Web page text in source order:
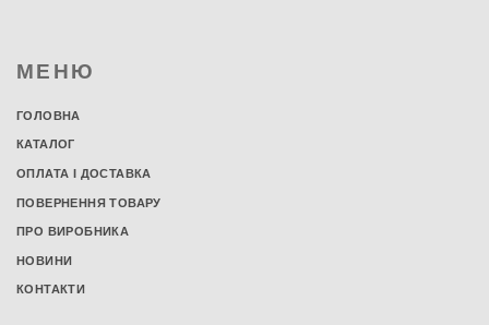
МЕНЮ
ГОЛОВНА
КАТАЛОГ
ОПЛАТА І ДОСТАВКА
ПОВЕРНЕННЯ ТОВАРУ
ПРО ВИРОБНИКА
НОВИНИ
КОНТАКТИ